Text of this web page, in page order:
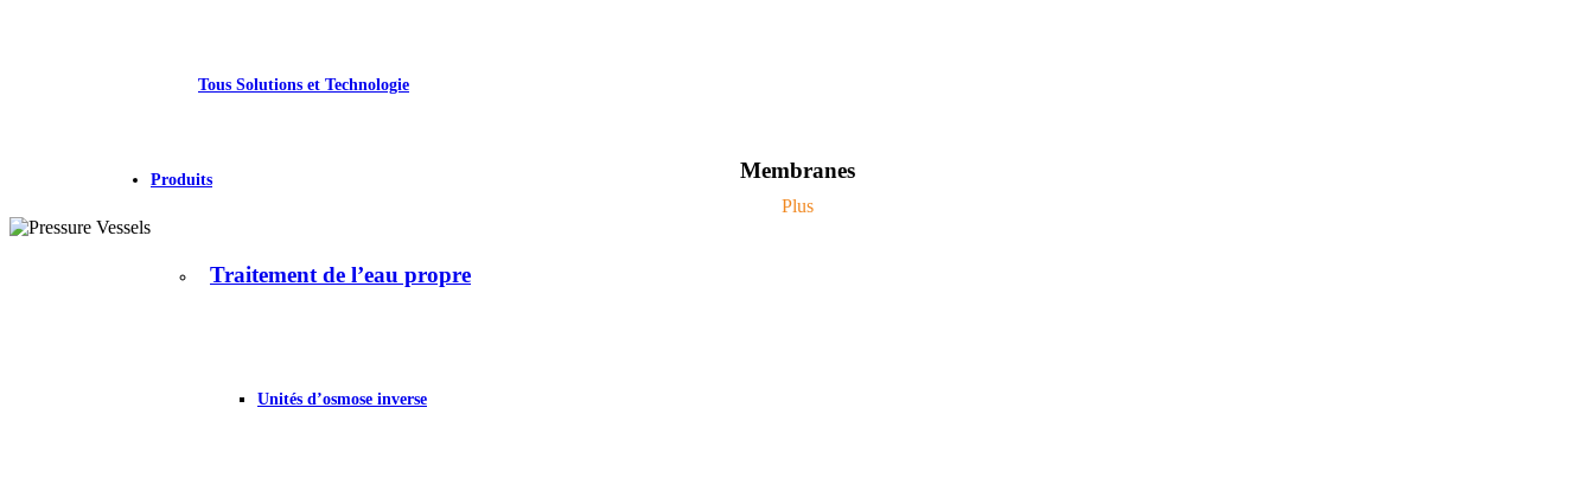
Tous Solutions et Technologie
Produits
Traitement de l’eau propre
Unités d’osmose inverse
Membranes
Plus